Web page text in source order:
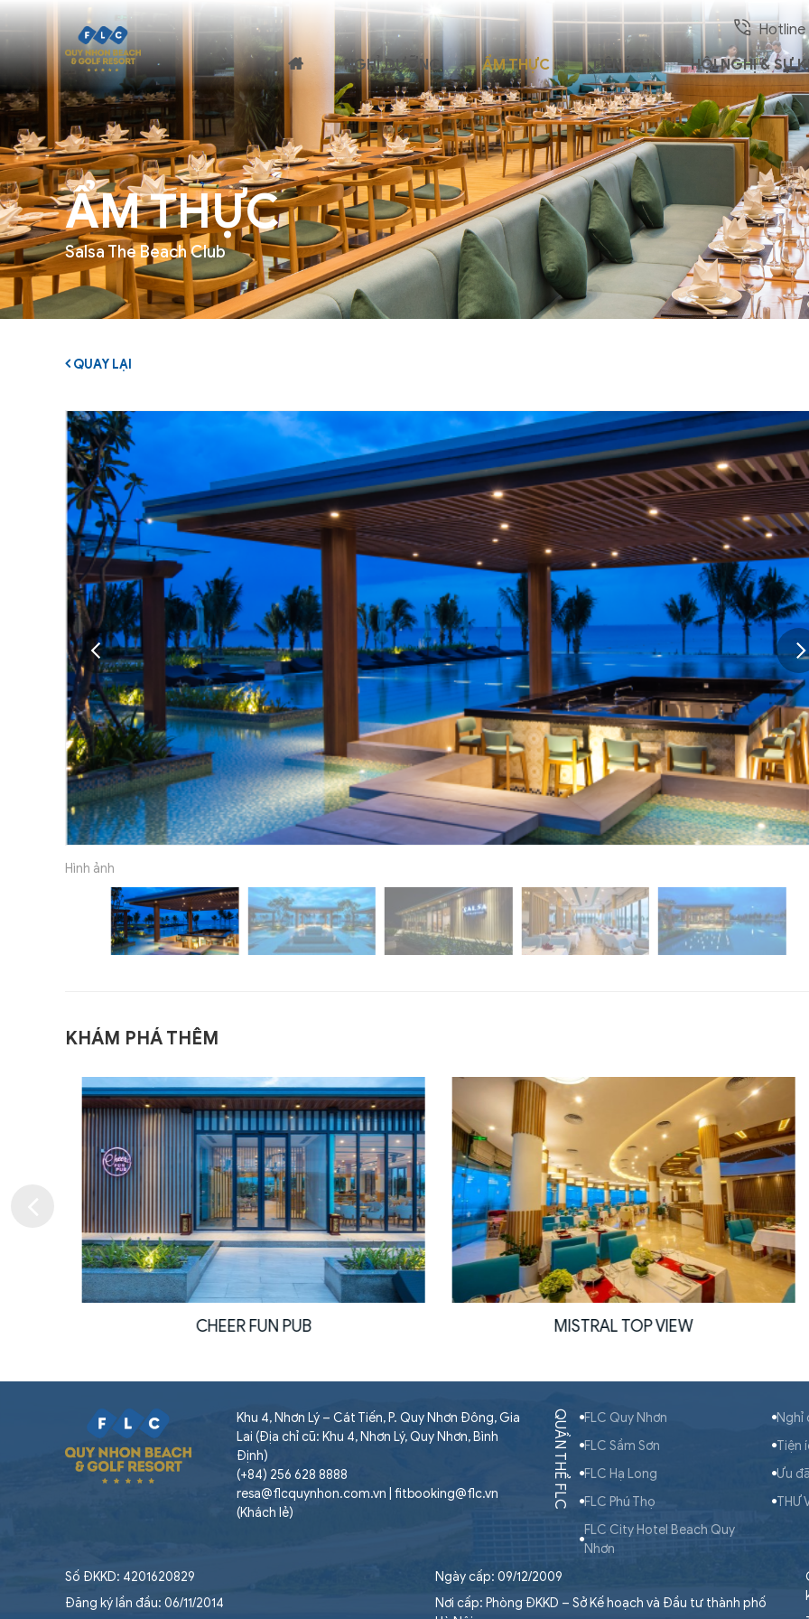
Hotline
NGHỈ DƯỠNG
ẨM THỰC TIỆN ÍCH HỘI NGHỊ & SỰ
ẨM THỰC
Salsa The Beach Club
QUAY LẠI
Hình ảnh
KHÁM PHÁ THÊM
CHEER FUN PUB MISTRAL TOP VIEW
Khu 4, Nhơn Lý – Cát Tiến, P. Quy Nhơn Đông, Gia
Lai (Địa chỉ cũ: Khu 4, Nhơn Lý, Quy Nhơn, Bình
Định)
(+84) 256 628 8888
resa@flcquynhon.com.vn | fitbooking@flc.vn
(Khách lẻ)
QUẦN THỂ FLC
FLC Quy Nhơn
FLC Sầm Sơn
FLC Hạ Long
FLC Phú Thọ
FLC City Hotel Beach Quy
Nhơn
Nghỉ
Tiện
Ưu
THƯ
Số ĐKKD: 4201620829
Đăng ký lần đầu: 06/11/2014
Ngày cấp: 09/12/2009
Nơi cấp: Phòng ĐKKD – Sở Kế hoạch và Đầu tư thành phố